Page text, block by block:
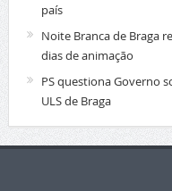
país
Noite Branca de Braga
dias de animação
PS questiona Governo
ULS de Braga